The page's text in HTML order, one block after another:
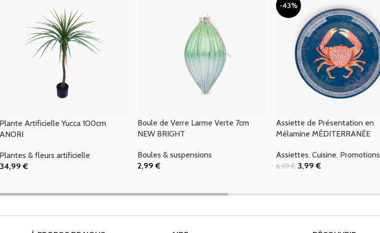
Plante Artificielle Yucca 100cm
ANORI
Plantes & fleurs artificielle
34,99€
Boule de Verre Larme Verte 7cm
NEW BRIGHT
Boules & suspensions
2,99€
-43%
Assiette de Présentation en
Mélamine MÉDITERRANÉE
Assiettes, Cuisine, Promotions
6,99€ 3,99€